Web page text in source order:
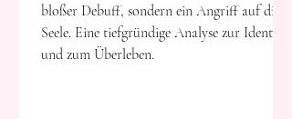
bloßer Debuff, sondern ein Angriff auf die
Seele. Eine tiefgründige Analyse zur Identität
und zum Überleben.